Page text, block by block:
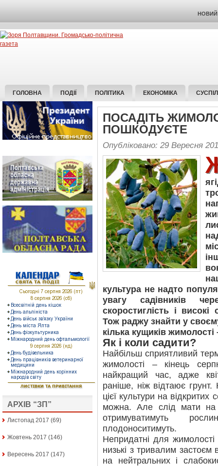
НОВИЙ
ГОЛОВНА ПОДІЇ ПОЛІТИКА ЕКОНОМІКА
АРХІВ “ЗП”
Листопад 2017 (69)
Жовтень 2017 (146)
Вересень 2017 (147)
ПОСАДІТЬ
ПОШКОДУЄТЕ
Опубліковано: 29 Вересня
культура не надто
увагу садівників
скоростиглість і високі
Тож раджу знайти у
кілька кущиків
Як і коли садити?
Найбільш сприятливий
жимолості – кінець
найкращий час, адже
раніше, ніж відтаює
цієї культури на відкритих
можна. Але слід мати
отримуватимуть
плодоноситимуть.
Непридатні для
низькі з тривалим
на нейтральних і